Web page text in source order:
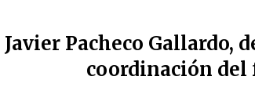
Javier Pacheco Gallardo,
coordinación del